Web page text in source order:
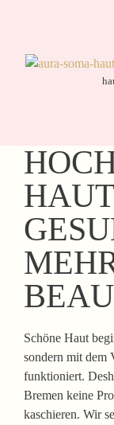
Schöne Haut
sondern mit dem
funktioniert.
Bremen keine
kaschieren. Wir